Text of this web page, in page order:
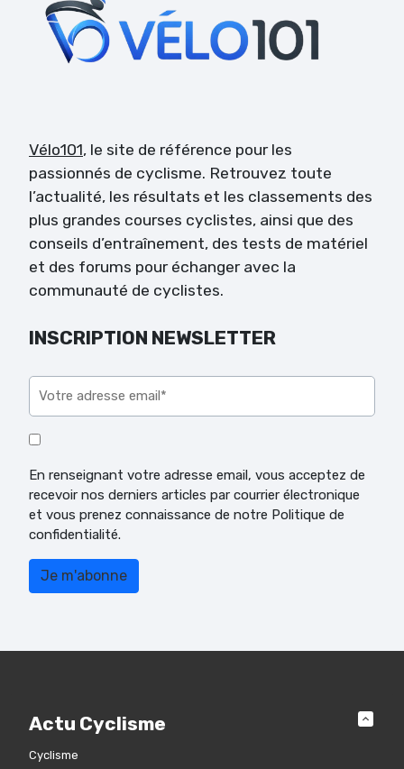
Vélo101, le site de référence pour les
passionnés de cyclisme. Retrouvez toute
l’actualité, les résultats et les classements des
plus grandes courses cyclistes, ainsi que des
conseils d’entraînement, des tests de matériel
et des forums pour échanger avec la
communauté de cyclistes.
INSCRIPTION NEWSLETTER
En renseignant votre adresse email, vous acceptez de
recevoir nos derniers articles par courrier électronique
et vous prenez connaissance de notre Politique de
confidentialité.
Actu Cyclisme
Cyclisme